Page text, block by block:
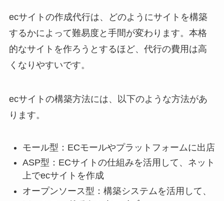
ecサイトの作成代行は、どのようにサイトを構築
するかによって難易度と手間が変わります。本格
的なサイトを作ろうとするほど、代行の費用は高
くなりやすいです。
ecサイトの構築方法には、以下のような方法があ
ります。
モール型：ECモールやプラットフォームに出店
ASP型：ECサイトの仕組みを活用して、ネット
上でecサイトを作成
オープンソース型：構築システムを活用して、